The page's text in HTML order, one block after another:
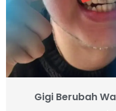
Gigi Berubah